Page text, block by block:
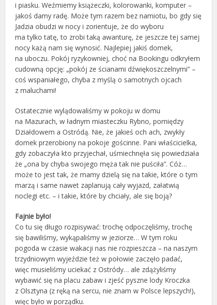
i piasku. Weźmiemy książeczki, kolorowanki, komputer –
jakoś damy radę. Może tym razem bez namiotu, bo gdy się
Jadzia obudzi w nocy i zorientuje, że do wyboru
ma tylko tatę, to zrobi taką awanturę, że jeszcze tej samej
nocy każą nam się wynosić. Najlepiej jakiś domek,
na uboczu. Pokój ryzykowniej, choć na Bookingu odkryłem
cudowną opcję: „pokój ze ścianami dźwiękoszczelnymi” –
coś wspaniałego, chyba z myślą o samotnych ojcach
z maluchami!
Ostatecznie wylądowaliśmy w pokoju w domu
na Mazurach, w ładnym miasteczku Rybno, pomiędzy
Działdowem a Ostródą. Nie, że jakieś och ach, zwykły
domek przerobiony na pokoje gościnne. Pani właścicielka,
gdy zobaczyła kto przyjechał, uśmiechnęła się powiedziała
że „ona by chyba swojego męża tak nie puściła”. Cóż…
może to jest tak, że mamy dzielą się na takie, które o tym
marzą i same nawet zaplanują cały wyjazd, załatwią
noclegi etc. – i takie, które by chciały, ale się boją?
Fajnie było!
Co tu się długo rozpisywać: trochę odpoczęliśmy, trochę
się bawiliśmy, wykąpaliśmy w jeziorze… W tym roku
pogoda w czasie wakacji nas nie rozpieszcza – na naszym
trzydniowym wyjeździe też w połowie zaczęło padać,
więc musieliśmy uciekać z Ostródy… ale zdążyliśmy
wybawić się na placu zabaw i zjeść pyszne lody Kroczka
z Olsztyna (z ręką na sercu, nie znam w Polsce lepszych!),
więc było w porządku.